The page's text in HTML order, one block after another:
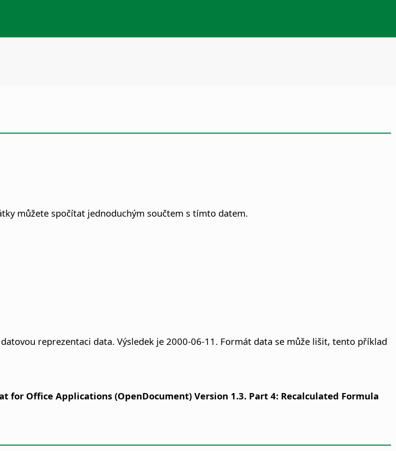
můžete spočítat jednoduchým součtem s tímto datem.
reprezentaci data. Výsledek je 2000-06-11. Formát data se může lišit, tento příklad
for Office Applications (OpenDocument) Version 1.3. Part 4: Recalculated Formula